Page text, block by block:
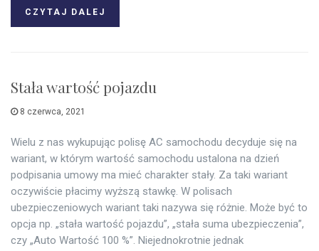
CZYTAJ DALEJ
Stała wartość pojazdu
8 czerwca, 2021
Wielu z nas wykupując polisę AC samochodu decyduje się na
wariant, w którym wartość samochodu ustalona na dzień
podpisania umowy ma mieć charakter stały. Za taki wariant
oczywiście płacimy wyższą stawkę. W polisach
ubezpieczeniowych wariant taki nazywa się różnie. Może być to
opcja np. „stała wartość pojazdu”, „stała suma ubezpieczenia”,
czy „Auto Wartość 100 %”. Niejednokrotnie jednak